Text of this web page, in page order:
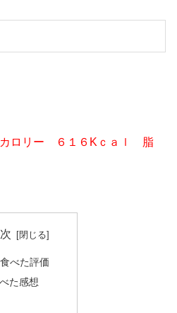
カロリー ６１６Kｃａｌ 脂
食べた評価
た感想